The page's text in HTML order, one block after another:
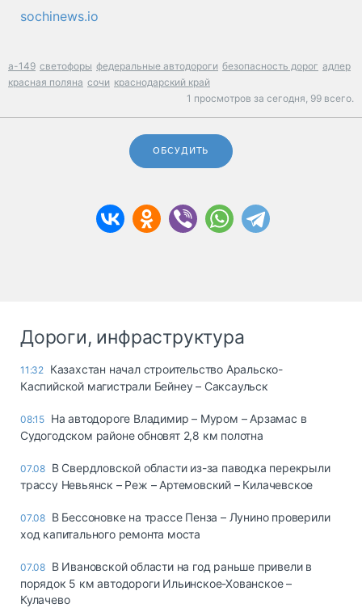
sochinews.io
а-149 светофоры федеральные автодороги безопасность дорог адлер
красная поляна сочи краснодарский край
1 просмотров за сегодня, 99 всего.
ОБСУДИТЬ
Дороги, инфраструктура
11:32 Казахстан начал строительство Аральско-
Каспийской магистрали Бейнеу – Саксаульск
08:15 На автодороге Владимир – Муром – Арзамас в
Судогодском районе обновят 2,8 км полотна
07.08 В Свердловской области из-за паводка перекрыли
трассу Невьянск – Реж – Артемовский – Килачевское
07.08 В Бессоновке на трассе Пенза – Лунино проверили
ход капитального ремонта моста
07.08 В Ивановской области на год раньше привели в
порядок 5 км автодороги Ильинское-Хованское –
Кулачево